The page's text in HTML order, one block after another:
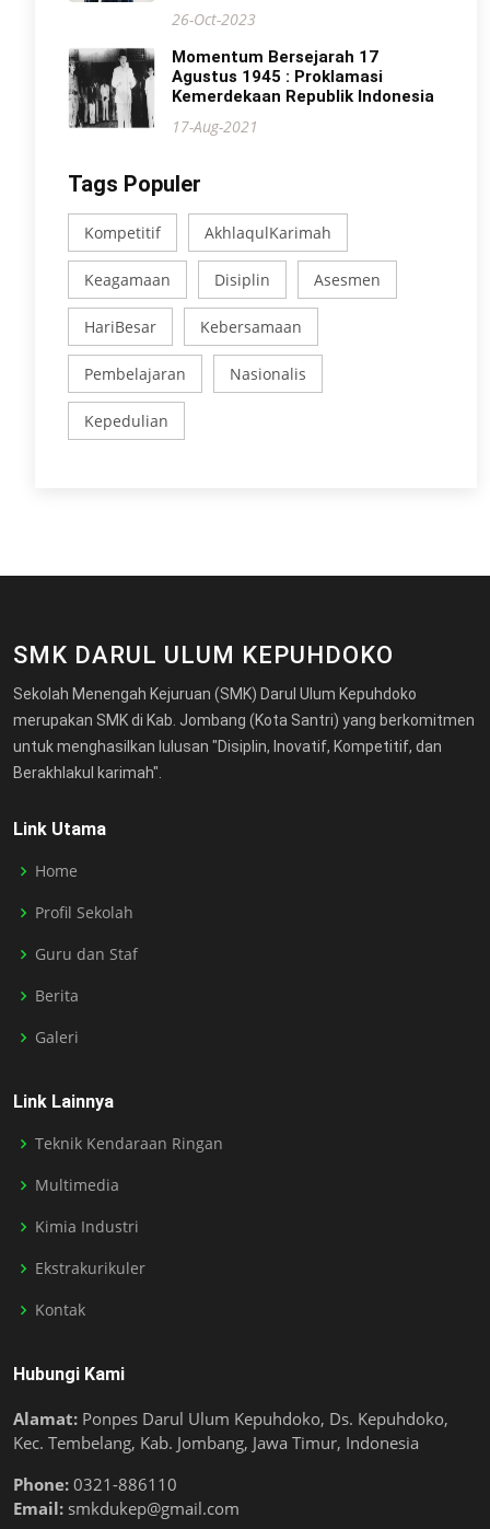
26-Oct-2023
Momentum Bersejarah 17
Agustus 1945 : Proklamasi
Kemerdekaan Republik Indonesia
17-Aug-2021
Tags Populer
Kompetitif AkhlaqulKarimah
Keagamaan Disiplin Asesmen
HariBesar Kebersamaan
Pembelajaran Nasionalis
Kepedulian
SMK DARUL ULUM KEPUHDOKO
Sekolah Menengah Kejuruan (SMK) Darul Ulum Kepuhdoko
merupakan SMK di Kab. Jombang (Kota Santri) yang berkomitmen
untuk menghasilkan lulusan "Disiplin, Inovatif, Kompetitif, dan
Berakhlakul karimah".
Link Utama
Home
Profil Sekolah
Guru dan Staf
Berita
Galeri
Link Lainnya
Teknik Kendaraan Ringan
Multimedia
Kimia Industri
Ekstrakurikuler
Kontak
Hubungi Kami
Alamat: Ponpes Darul Ulum Kepuhdoko, Ds. Kepuhdoko,
Kec. Tembelang, Kab. Jombang, Jawa Timur, Indonesia
Phone: 0321-886110
Email: smkdukep@gmail.com